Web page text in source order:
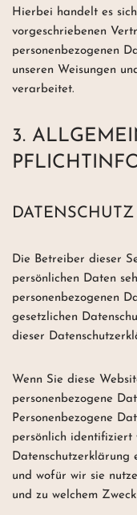
Hierbei handelt es
vorgeschriebenen
personenbezogenen
unseren Weisungen
verarbeitet.
3.
DATENSCHUTZ
Die Betreiber dieser
persönlichen Daten
personenbezogenen
gesetzlichen
dieser
Wenn Sie diese
personenbezogene
Personenbezogene
persönlich identifiziert
Datenschutzerklärung
und wofür wir sie
und zu welchem